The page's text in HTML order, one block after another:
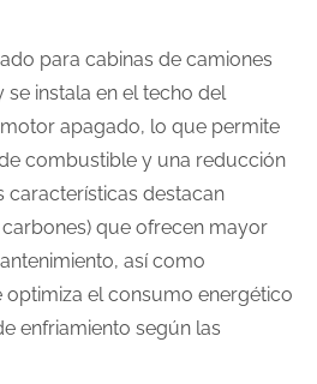
para cabinas de camiones
instala en el techo del
apagado, lo que permite
combustible y una reducción
características destacan
que ofrecen mayor
así como
el consumo energético
enfriamiento según las